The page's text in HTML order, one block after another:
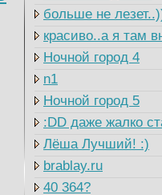
больше не
красиво..а я там
Ночной город 4
n1
Ночной город 5
:DD даже жалко
Лёша Лучший! :)
brablay.ru
40 364?